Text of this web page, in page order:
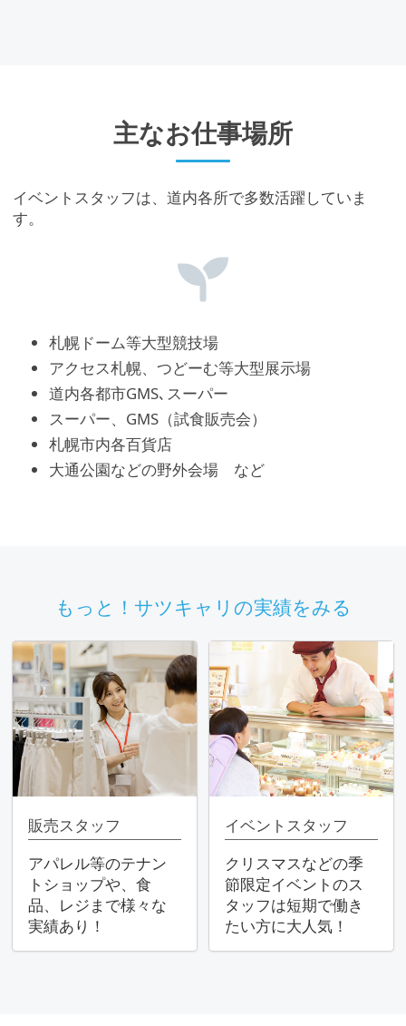
主なお仕事場所
イベントスタッフは、道内各所で多数活躍していま
す。
札幌ドーム等大型競技場
アクセス札幌、つどーむ等大型展示場
道内各都市GMS､スーパー
スーパー、GMS（試⾷販売会）
札幌市内各百貨店
大通公園などの野外会場 など
もっと！サツキャリの実績をみる
販売スタッフ
アパレル等のテナン
トショップや、⾷
品、レジまで様々な
実績あり！
イベントスタッフ
クリスマスなどの季
節限定イベントのス
タッフは短期で働き
たい⽅に⼤⼈気！